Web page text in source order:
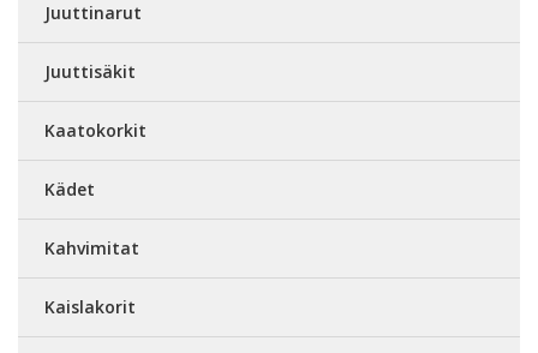
Juuttinarut
Juuttisäkit
Kaatokorkit
Kädet
Kahvimitat
Kaislakorit